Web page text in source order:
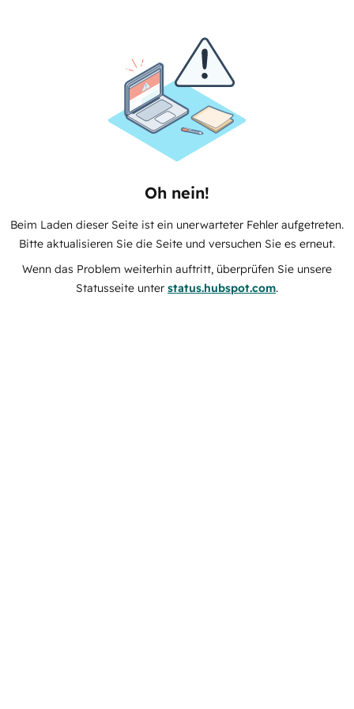
Oh nein!
Beim Laden dieser Seite ist ein unerwarteter Fehler aufgetreten.
Bitte aktualisieren Sie die Seite und versuchen Sie es erneut.
Wenn das Problem weiterhin auftritt, überprüfen Sie unsere
Statusseite unter status.hubspot.com.